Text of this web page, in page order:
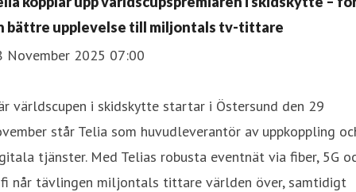
bättre upplevelse till miljontals tv-tittare
November 2025 07:00
världscupen i skidskytte startar i Östersund den 29
står Telia som huvudleverantör av uppkoppling
tjänster. Med Telias robusta eventnät via fiber, 5G
når tävlingen miljontals tittare världen över, samtidigt